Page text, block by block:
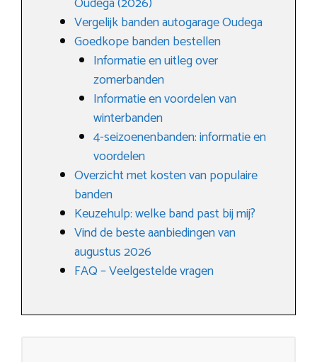
Vergelijk banden autogarage Oudega
Goedkope banden bestellen
Informatie en uitleg over
zomerbanden
Informatie en voordelen van
winterbanden
4-seizoenenbanden: informatie en
voordelen
Overzicht met kosten van populaire
banden
Keuzehulp: welke band past bij mij?
Vind de beste aanbiedingen van
augustus 2026
FAQ – Veelgestelde vragen